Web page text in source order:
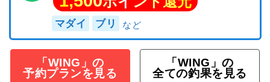
マダイ ブリ
「WING」の
予約プランを見る
「WING」の
全ての釣果を見る